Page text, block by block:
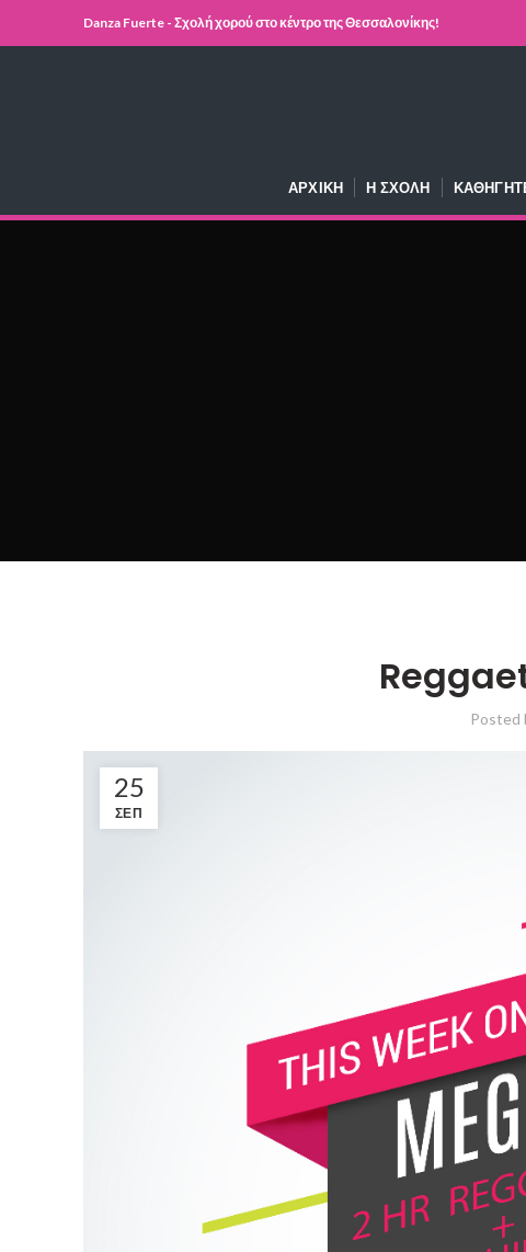
Danza Fuerte - Σχολή χορού στο κέντρο της Θεσσαλονίκης!
ΑΡΧΙΚΉ Η ΣΧΟΛΉ
Posted
25
ΣΕΠ